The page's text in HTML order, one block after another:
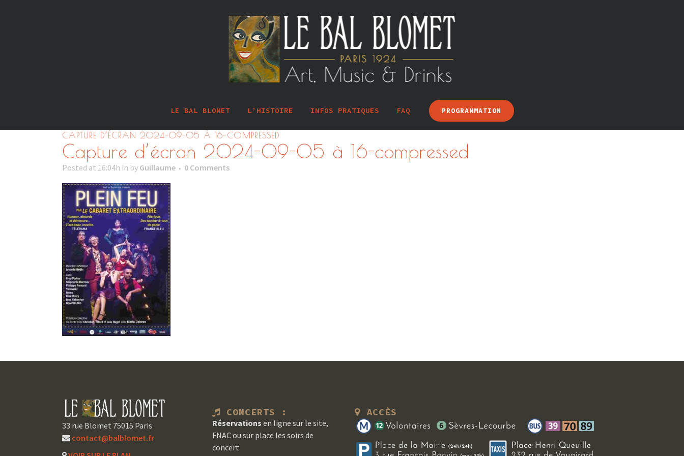
LE BAL BLOMET L’HISTOIRE INFOS PRATIQUES FAQ PROGRAMMATION
CAPTURE D’ÉCRAN 2024-09-05 À 16-COMPRESSED
Capture d’écran 2024-09-05 à 16-compressed
Posted at 16:04h in by Guillaume 0 Comments
33 rue Blomet 75015 Paris
contact@balblomet.fr
CONCERTS :
Réservations en ligne sur le site,
FNAC ou sur place les soirs de
concert
ACCÈS